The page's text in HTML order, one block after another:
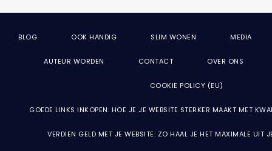
BLOG OOK HANDIG SLIM WONEN MEDIA
AUTEUR WORDEN CONTACT OVER ONS
COOKIE POLICY (EU)
GOEDE LINKS INKOPEN: HOE JE JE WEBSITE STERKER MAAKT MET
VERDIEN GELD MET JE WEBSITE: ZO HAAL JE HET MAXIMALE UIT